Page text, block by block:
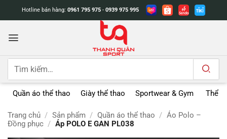
dung
Hotline bán hàng: 0961 795 975 - 0939 975 995
Tìm
Quần áo thể thao Giày thể thao Sportwear & Gym Thể
Trang chủ / Sản phẩm / Quần áo thể thao / Áo Polo –
Đồng phục / Áp POLO E GAN PL038